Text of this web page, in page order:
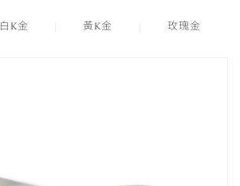
白K金 黃K金 玫瑰金